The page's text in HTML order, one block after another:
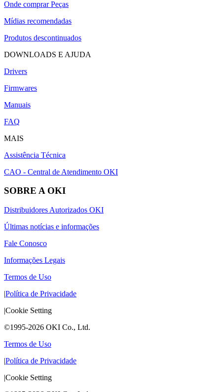
Onde comprar Peças
Mídias recomendadas
Produtos descontinuados
DOWNLOADS E AJUDA
Drivers
Firmwares
Manuais
FAQ
MAIS
Assistência Técnica
CAO - Central de Atendimento OKI
SOBRE A OKI
Distribuidores Autorizados OKI
Últimas notícias e informações
Fale Conosco
Informações Legais
Termos de Uso
|Política de Privacidade
|Cookie Setting
©1995-2026 OKI Co., Ltd.
Termos de Uso
|Política de Privacidade
|Cookie Setting